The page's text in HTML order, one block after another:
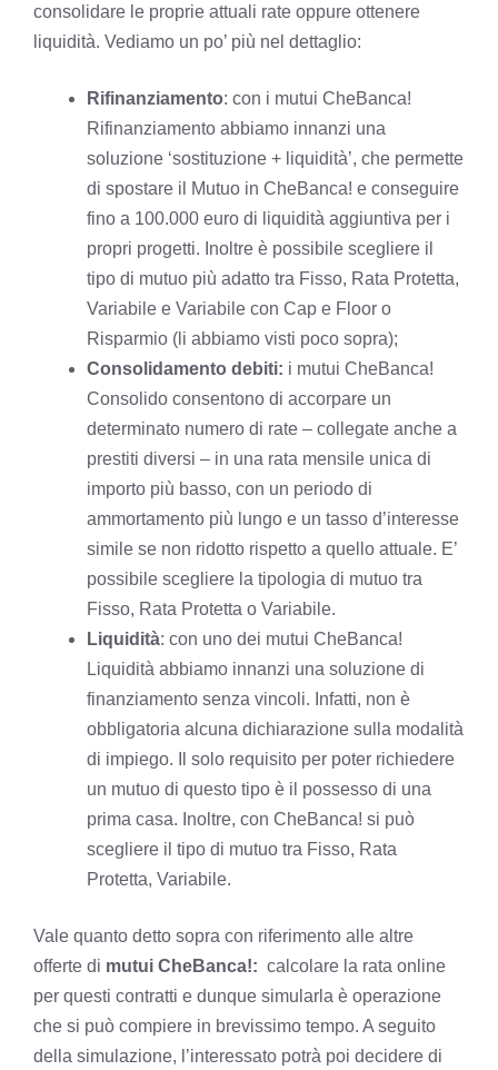
consolidare le proprie attuali rate oppure ottenere
liquidità. Vediamo un po’ più nel dettaglio:
Rifinanziamento: con i mutui CheBanca!
Rifinanziamento abbiamo innanzi una
soluzione ‘sostituzione + liquidità’, che permette
di spostare il Mutuo in CheBanca! e conseguire
fino a 100.000 euro di liquidità aggiuntiva per i
propri progetti. Inoltre è possibile scegliere il
tipo di mutuo più adatto tra Fisso, Rata Protetta,
Variabile e Variabile con Cap e Floor o
Risparmio (li abbiamo visti poco sopra);
Consolidamento debiti: i mutui CheBanca!
Consolido consentono di accorpare un
determinato numero di rate – collegate anche a
prestiti diversi – in una rata mensile unica di
importo più basso, con un periodo di
ammortamento più lungo e un tasso d’interesse
simile se non ridotto rispetto a quello attuale. E’
possibile scegliere la tipologia di mutuo tra
Fisso, Rata Protetta o Variabile.
Liquidità: con uno dei mutui CheBanca!
Liquidità abbiamo innanzi una soluzione di
finanziamento senza vincoli. Infatti, non è
obbligatoria alcuna dichiarazione sulla modalità
di impiego. Il solo requisito per poter richiedere
un mutuo di questo tipo è il possesso di una
prima casa. Inoltre, con CheBanca! si può
scegliere il tipo di mutuo tra Fisso, Rata
Protetta, Variabile.
Vale quanto detto sopra con riferimento alle altre
offerte di mutui CheBanca!: calcolare la rata online
per questi contratti e dunque simularla è operazione
che si può compiere in brevissimo tempo. A seguito
della simulazione, l’interessato potrà poi decidere di